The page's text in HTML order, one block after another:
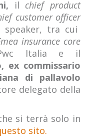
il chief product
customer officer
speaker, tra cui
insurance core
Italia e il
ex commissario
di pallavolo
delegato della
si terrà solo in
sito.